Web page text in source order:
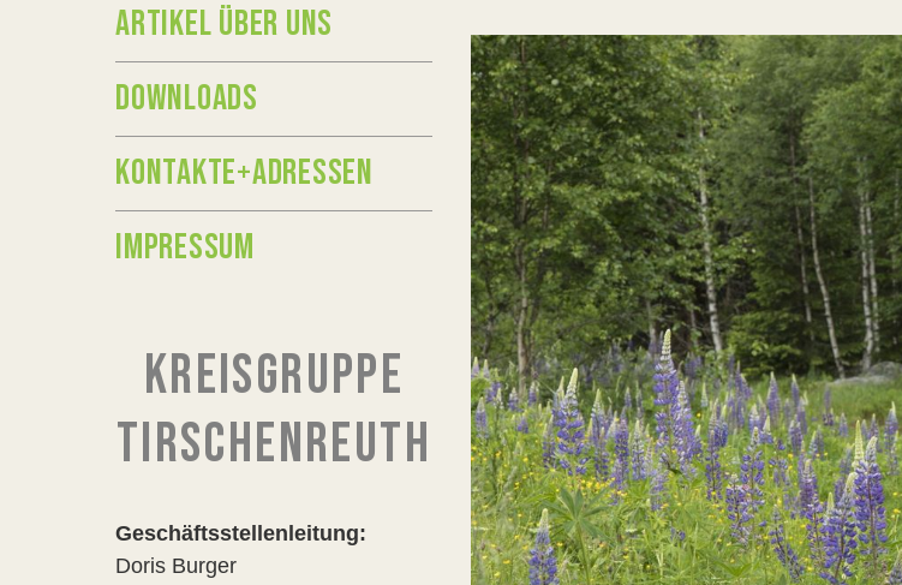
ARTIKEL ÜBER UNS
DOWNLOADS
KONTAKTE+ADRESSEN
IMPRESSUM
KREISGRUPPE
TIRSCHENREUTH
Geschäftsstellenleitung:
Doris Burger